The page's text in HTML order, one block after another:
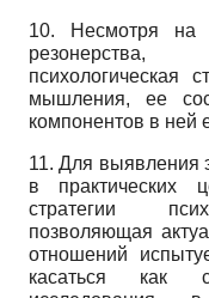
10. Несмотря на
психологическая
мышления, ее
компонентов в ней
11. Для выявления
в практических
стратегии
позволяющая
отношений
касаться как